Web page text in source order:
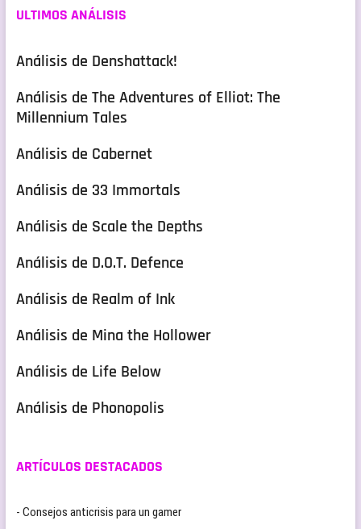
ULTIMOS ANÁLISIS
Análisis de Denshattack!
Análisis de The Adventures of Elliot: The
Millennium Tales
Análisis de Cabernet
Análisis de 33 Immortals
Análisis de Scale the Depths
Análisis de D.O.T. Defence
Análisis de Realm of Ink
Análisis de Mina the Hollower
Análisis de Life Below
Análisis de Phonopolis
ARTÍCULOS DESTACADOS
- Consejos anticrisis para un gamer